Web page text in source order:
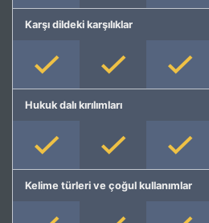
Karşı dildeki karşılıklar
Hukuk dalı kırılımları
Kelime türleri ve çoğul kullanımlar